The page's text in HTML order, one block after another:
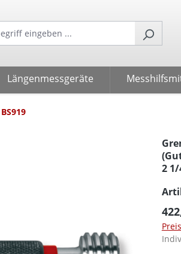
Längenmessgeräte
2 1/